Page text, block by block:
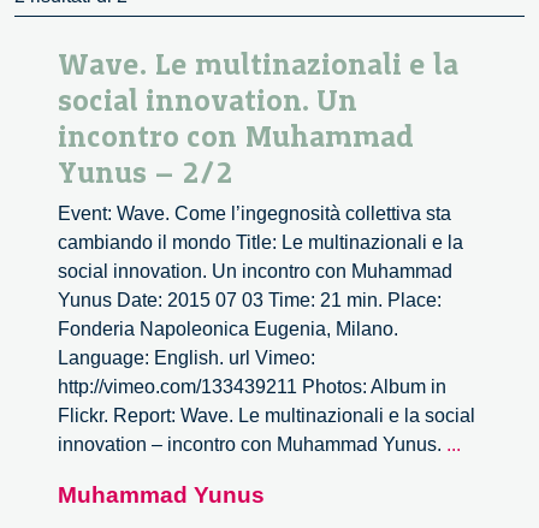
Wave. Le multinazionali e la
social innovation. Un
incontro con Muhammad
Yunus – 2/2
Event: Wave. Come l’ingegnosità collettiva sta
cambiando il mondo Title: Le multinazionali e la
social innovation. Un incontro con Muhammad
Yunus Date: 2015 07 03 Time: 21 min. Place:
Fonderia Napoleonica Eugenia, Milano.
Language: English. url Vimeo:
http://vimeo.com/133439211 Photos: Album in
Flickr. Report: Wave. Le multinazionali e la social
innovation – incontro con Muhammad Yunus. ...
Muhammad Yunus